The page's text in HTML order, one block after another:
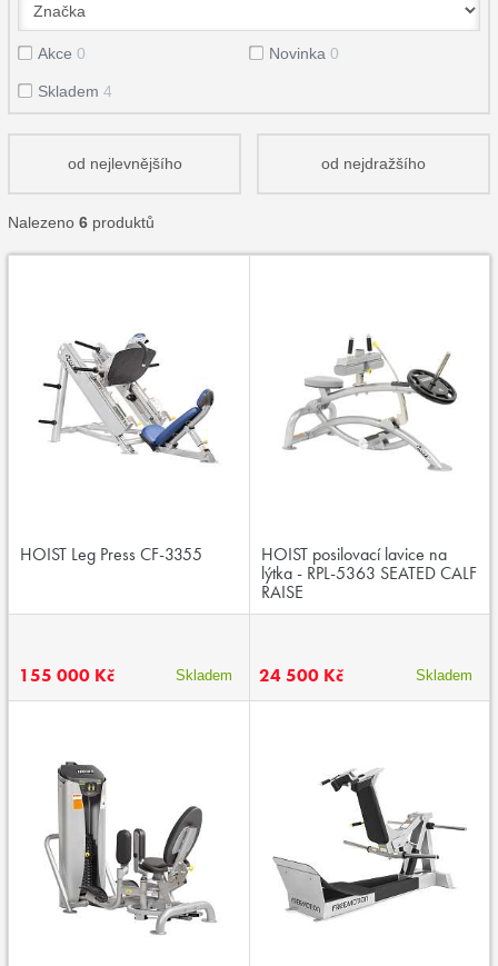
Akce 0 Novinka 0
Skladem 4
od nejlevnějšího od nejdražšího
Nalezeno 6 produktů
HOIST Leg Press CF-3355
155 000 Kč Skladem
HOIST posilovací lavice na
lýtka - RPL-5363 SEATED CALF
RAISE
24 500 Kč Skladem